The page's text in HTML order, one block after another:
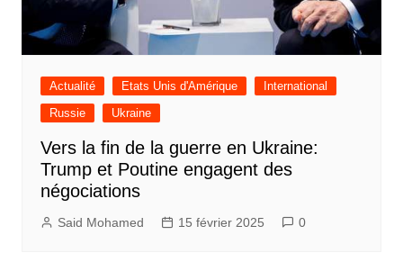
Actualité Etats Unis d'Amérique
International
Russie
Ukraine
Vers la fin de la guerre en Ukraine:
Trump et Poutine engagent des
négociations
Said Mohamed 15 février 2025 0